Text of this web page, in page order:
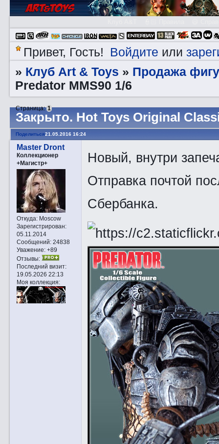
Привет, Гость! Войдите или
» Клуб Art & Toys » Продажа
Predator MMS90 1/6
Закрытo. Hot Toys Original
Страница:1
Поделиться21.05.2016 16:24
Master Dront
Коллекционер
+Магистр+
Откуда:Moscow
Зарегистрирован:
05.11.2014
Сообщений:24838
Уважение: +89
Отзывы:
Последний визит:
19.05.2026 22:13
Моя коллекция:
Новый, внутри
Отправка почтой
Сбербанка.